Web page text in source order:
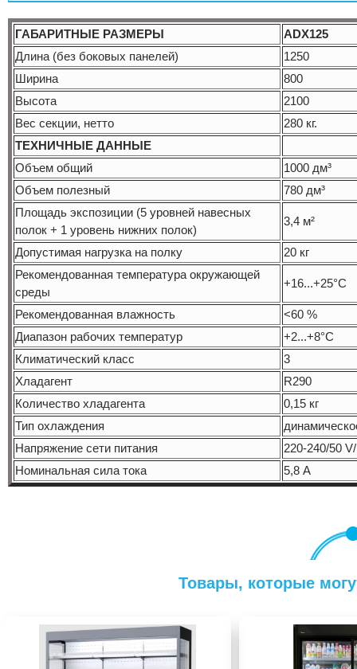
ГАБАРИТНЫЕ РАЗМЕРЫ
ADX125
Длина (без боковых панелей)
1250
Ширина
800
Высота
2100
Вес секции, нетто
280 кг.
ТЕХНИЧНЫЕ ДАННЫЕ
Объем общий
1000 дм³
Объем полезный
780 дм³
Площадь экспозиции (5 уровней навесных
полок + 1 уровень нижних полок)
3,4 м²
Допустимая нагрузка на полку
20 кг
Рекомендованная температура окружающей
среды
+16...+25°C
Рекомендованная влажность
<60 %
Диапазон рабочих температур
+2...+8°C
Климатический класс
3
Хладагент
R290
Количество хладагента
0,15 кг
Тип охлаждения
Напряжение сети питания
220-240/50
Номинальная сила тока
5,8 А
Товары, которые